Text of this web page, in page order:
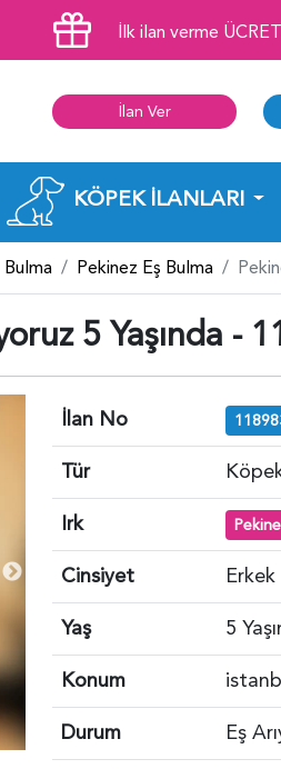
İlk ilan verme
İlan Ver
KÖPEK İLANLARI
Pekinez Eş Bulma
5 Yaşında -
İlan No
Tür
Irk
Cinsiyet
Erkek
Yaş
5
Konum
Durum
Eş